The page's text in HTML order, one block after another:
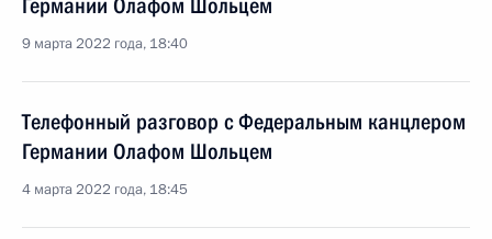
Германии Олафом Шольцем
9 марта 2022 года, 18:40
Телефонный разговор с Федеральным канцлером
Германии Олафом Шольцем
4 марта 2022 года, 18:45